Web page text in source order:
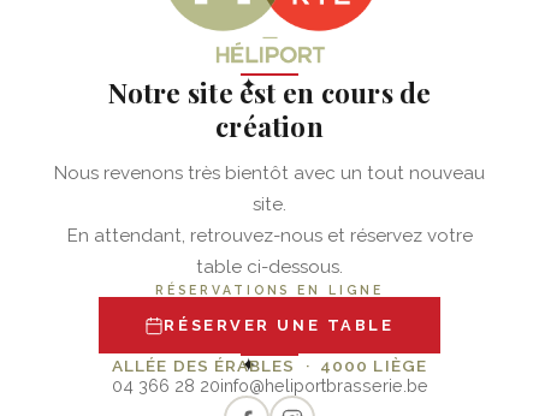
✦
Notre site est en cours de
création
Nous revenons très bientôt avec un tout nouveau
site.
En attendant, retrouvez-nous et réservez votre
table ci-dessous.
RÉSERVATIONS EN LIGNE
RÉSERVER UNE TABLE
✦
ALLÉE DES ÉRABLES · 4000 LIÈGE
04 366 28 20info@heliportbrasserie.be